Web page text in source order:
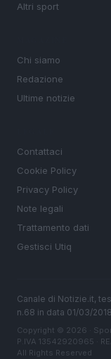
Altri sport
Chi siamo
Redazione
Ultime notizie
Contattaci
Cookie Policy
Privacy Policy
Note legali
Trattamento dati
Gestisci Utiq
Canale di Notizie.it,
n.68 in data 01/03/2018
Copyright © 2026 ·
P.IVA 13542920965 ·
All Rights Reserved